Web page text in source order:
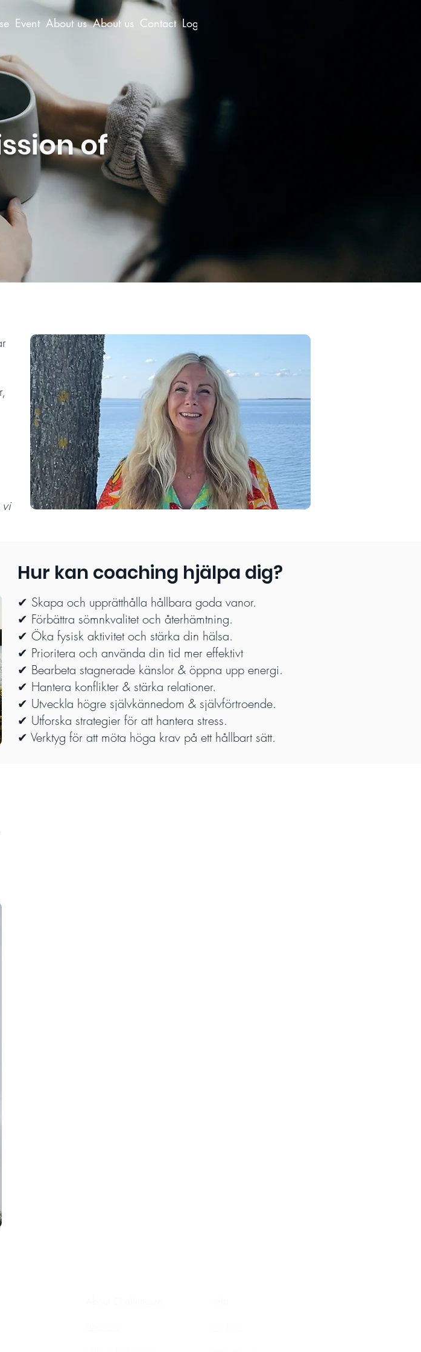
Event About us About us Contact Login
of
Hur kan coaching hjälpa dig?
✔ Skapa och upprätthålla hållbara goda vanor.
✔ Förbättra sömnkvalitet och återhämtning.
✔ Öka fysisk aktivitet och stärka din hälsa.
✔ Prioritera och använda din tid mer effektivt
✔ Bearbeta stagnerade känslor & öppna upp energi.
✔ Hantera konflikter & stärka relationer.
✔ Utveckla högre självkännedom & självförtroende.
✔ Utforska strategier för att hantera stress.
✔ Verktyg för att möta höga krav på ett hållbart sätt.